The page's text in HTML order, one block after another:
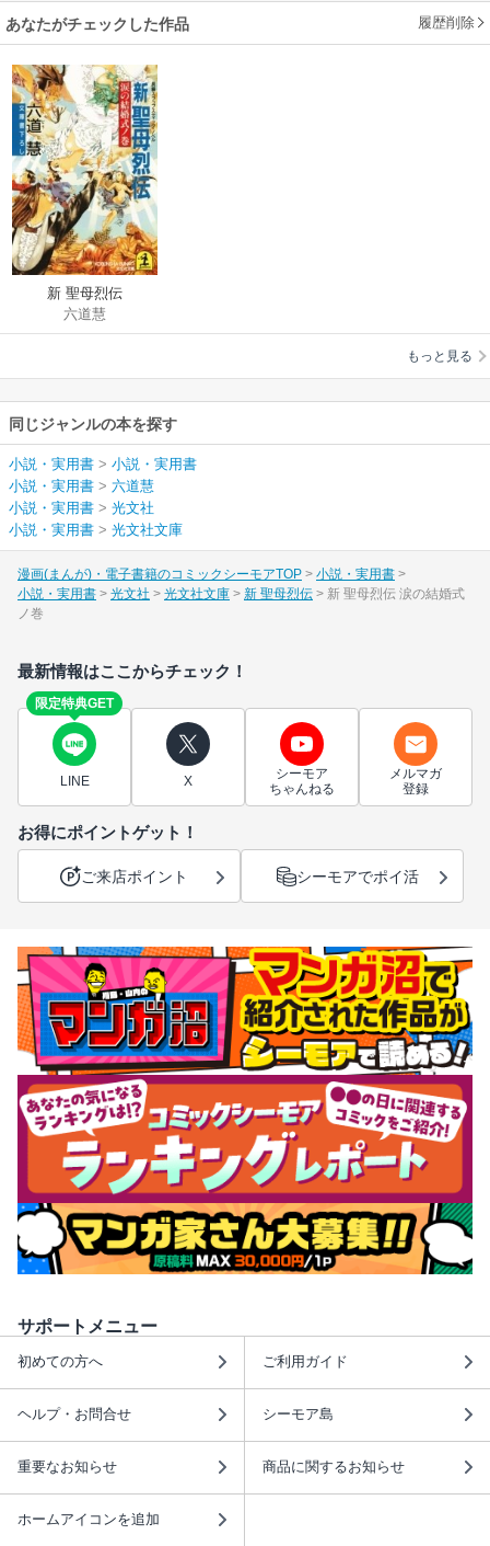
あなたがチェックした作品 履歴削除
新 聖母烈伝
六道慧
もっと見る
同じジャンルの本を探す
小説・実用書 > 小説・実用書
小説・実用書 > 六道慧
小説・実用書 > 光文社
小説・実用書 > 光文社文庫
漫画(まんが)・電子書籍のコミックシーモアTOP
小説・実用書
小説・実用書
光文社 光文社文庫 新 聖母烈伝
新 聖母烈伝 涙の結婚式
ノ巻
最新情報はここからチェック！
限定特典GET
LINE X
シーモア
ちゃんねる
メルマガ
登録
お得にポイントゲット！
ご来店ポイント シーモアでポイ活
サポートメニュー
初めての方へ ご利用ガイド
ヘルプ・お問合せ シーモア島
重要なお知らせ 商品に関するお知らせ
ホームアイコンを追加